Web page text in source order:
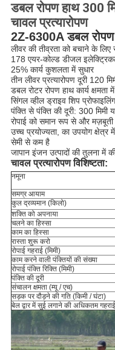
डबल रोपण हाथ 300
चावल प्रत्यारोपण
2Z-6300A डबल रोपण
लीवर की तीव्रता को बचाने के लिए
178 एयर-कोल्ड डीजल
25% कार्य कुशलता में सुधार
तीन लीवर प्रत्यारोपण दूरी 120
डबल रोटर रोपण हाथ कार्य
सिंगल व्हील ड्राइव शिप प्रोफाइलिंग
पंक्ति से पंक्ति की दूरी: 300 मिमी
रोपाई को समान रूप से और
उच्च प्रयोज्यता, का उपयोग क्षेत्र
सेमी से कम है
जापान इंजन उत्पादों की तुलना
चावल प्रत्यारोपण विशिष्टता:
नमूना
समग्र आयाम
कुल द्रव्यमान (किलो)
शक्ति को अपनाया
चलने का हिस्सा
काम का हिस्सा
रास्ता शुरू करो
रोपाई गहराई (मिमी)
काम करने वाली पंक्तियों की संख्या
रोपाई पंक्ति रिक्ति (मिमी)
पंक्ति की दूरी
संचालन क्षमता (म्यू / एच)
सड़क पर दौड़ने की गति (किमी / घंटा)
बेल द्वार में सुई लगाने की अधिकतम गहराई